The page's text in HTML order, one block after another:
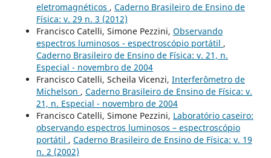
eletromagnéticos , Caderno Brasileiro de Ensino de
Física: v. 29 n. 3 (2012)
Francisco Catelli, Simone Pezzini, Observando
espectros luminosos - espectroscópio portátil ,
Caderno Brasileiro de Ensino de Física: v. 21, n.
Especial - novembro de 2004
Francisco Catelli, Scheila Vicenzi, Interferômetro de
Michelson , Caderno Brasileiro de Ensino de Física: v.
21, n. Especial - novembro de 2004
Francisco Catelli, Simone Pezzini, Laboratório caseiro:
observando espectros luminosos – espectroscópio
portátil , Caderno Brasileiro de Ensino de Física: v. 19
n. 2 (2002)